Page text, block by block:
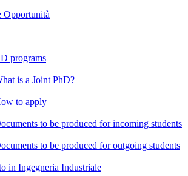
Opportunità
programs
is a Joint PhD?
to apply
to be produced for incoming students
to be produced for outgoing students
in Ingegneria Industriale